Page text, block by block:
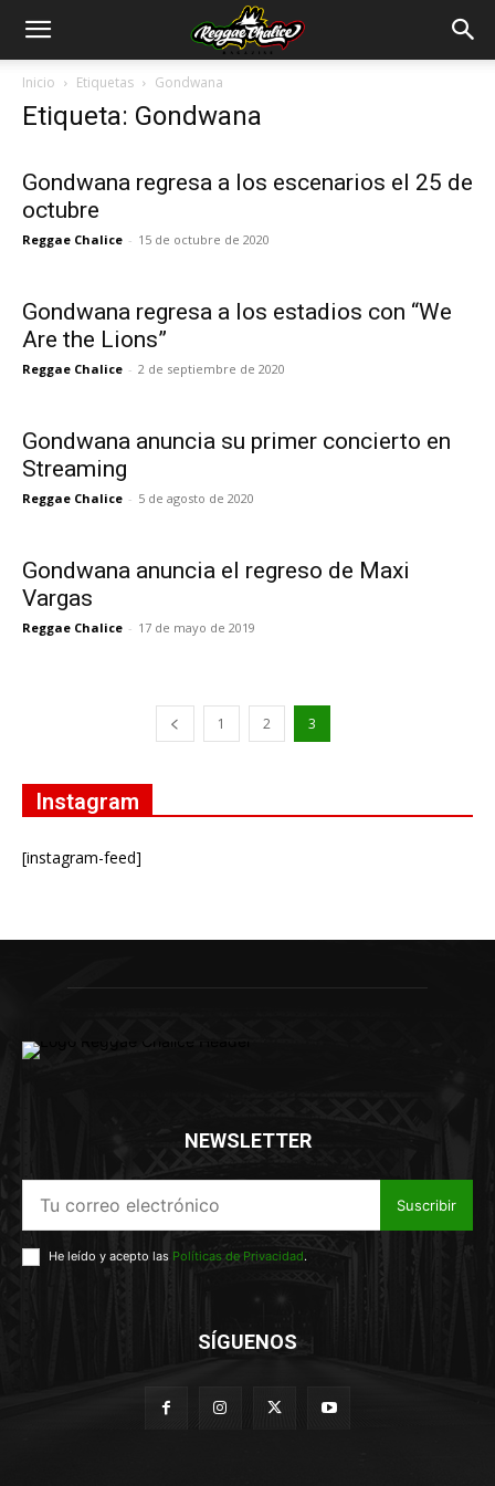
Inicio Etiquetas Gondwana
Etiqueta: Gondwana
Gondwana regresa a los escenarios el 25 de
octubre
Reggae Chalice - 15 de octubre de 2020
Gondwana regresa a los estadios con “We
Are the Lions”
Reggae Chalice - 2 de septiembre de 2020
Gondwana anuncia su primer concierto en
Streaming
Reggae Chalice - 5 de agosto de 2020
Gondwana anuncia el regreso de Maxi
Vargas
Reggae Chalice - 17 de mayo de 2019
1 2 3
Instagram
[instagram-feed]
NEWSLETTER
Suscribir
He leído y acepto las Políticas de Privacidad.
SÍGUENOS